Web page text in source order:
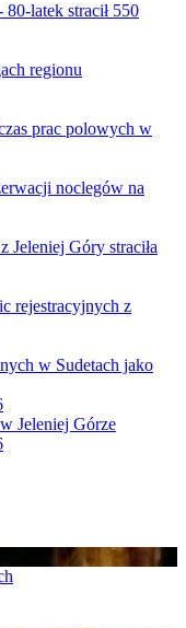
latek stracił 550
regionu
prac polowych w
noclegów na
Jeleniej Góry straciła
rejestracyjnych z
w Sudetach jako
Jeleniej Górze